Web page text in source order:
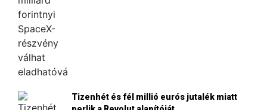
Tizenhét és fél millió eurós jutalék miatt